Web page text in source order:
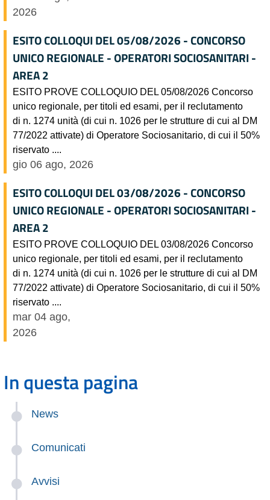
2026
ESITO COLLOQUI DEL 05/08/2026 - CONCORSO
UNICO REGIONALE - OPERATORI SOCIOSANITARI -
AREA 2
ESITO PROVE COLLOQUIO DEL 05/08/2026 Concorso
unico regionale, per titoli ed esami, per il reclutamento
di n. 1274 unità (di cui n. 1026 per le strutture di cui al DM
77/2022 attivate) di Operatore Sociosanitario, di cui il 50%
riservato ....
gio 06 ago, 2026
ESITO COLLOQUI DEL 03/08/2026 - CONCORSO
UNICO REGIONALE - OPERATORI SOCIOSANITARI -
AREA 2
ESITO PROVE COLLOQUIO DEL 03/08/2026 Concorso
unico regionale, per titoli ed esami, per il reclutamento
di n. 1274 unità (di cui n. 1026 per le strutture di cui al DM
77/2022 attivate) di Operatore Sociosanitario, di cui il 50%
riservato ....
mar 04 ago,
2026
In questa pagina
News
Comunicati
Avvisi